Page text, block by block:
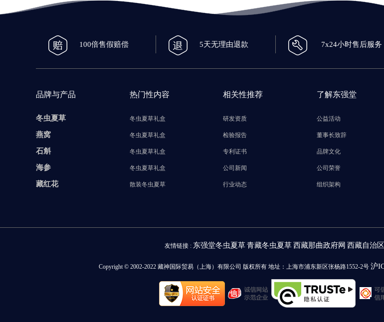
100倍售假赔偿 5天无理由退款 7x24小时售后服务
品牌与产品
冬虫夏草
燕窝
石斛
海参
藏红花
热门性内容
冬虫夏草礼盒
冬虫夏草礼盒
冬虫夏草礼盒
冬虫夏草礼盒
散装冬虫夏草
相关性推荐
研发资质
检验报告
专利证书
公司新闻
行业动态
了解东强堂
公益活动
董事长致辞
品牌文化
公司荣誉
组织架构
友情链接 : 东强堂冬虫夏草青藏冬虫夏草西藏那曲政府网 西藏自治
Copyright © 2002-2022 藏神国际贸易（上海）有限公司 版权所有 地址：上海市浦东新区张杨路1552-2号 沪